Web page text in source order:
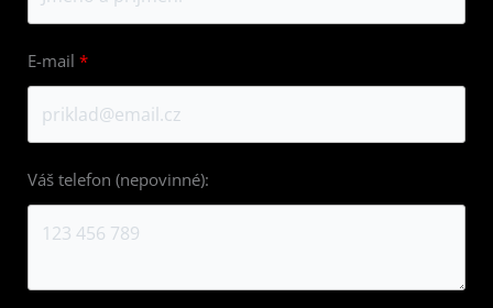
E-mail
Váš telefon (nepovinné):